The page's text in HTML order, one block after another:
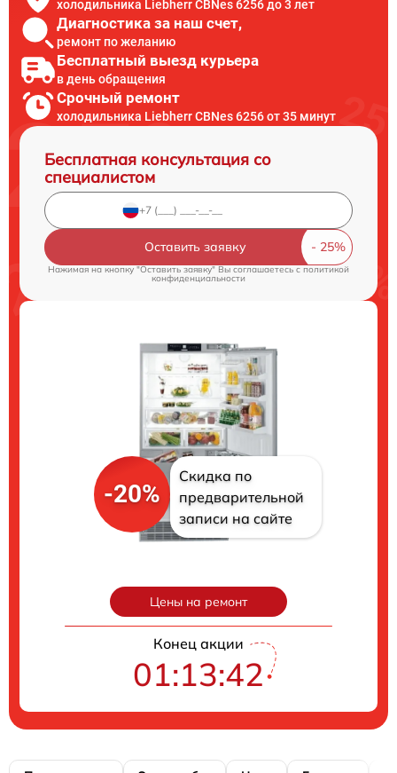
холодильника Liebherr CBNes 6256 до 3 лет
Диагностика за наш счет,
ремонт по желанию
Бесплатный выезд курьера
в день обращения
Срочный ремонт
холодильника Liebherr CBNes 6256 от 35 минут
Бесплатная консультация со
специалистом
Оставить заявку
Нажимая на кнопку "Оставить заявку" Вы соглашаетесь cполитикой
конфиденциальности
-20%
Скидка по
предварительной
записи на сайте
Цены на ремонт
Конец акции
01:13:41